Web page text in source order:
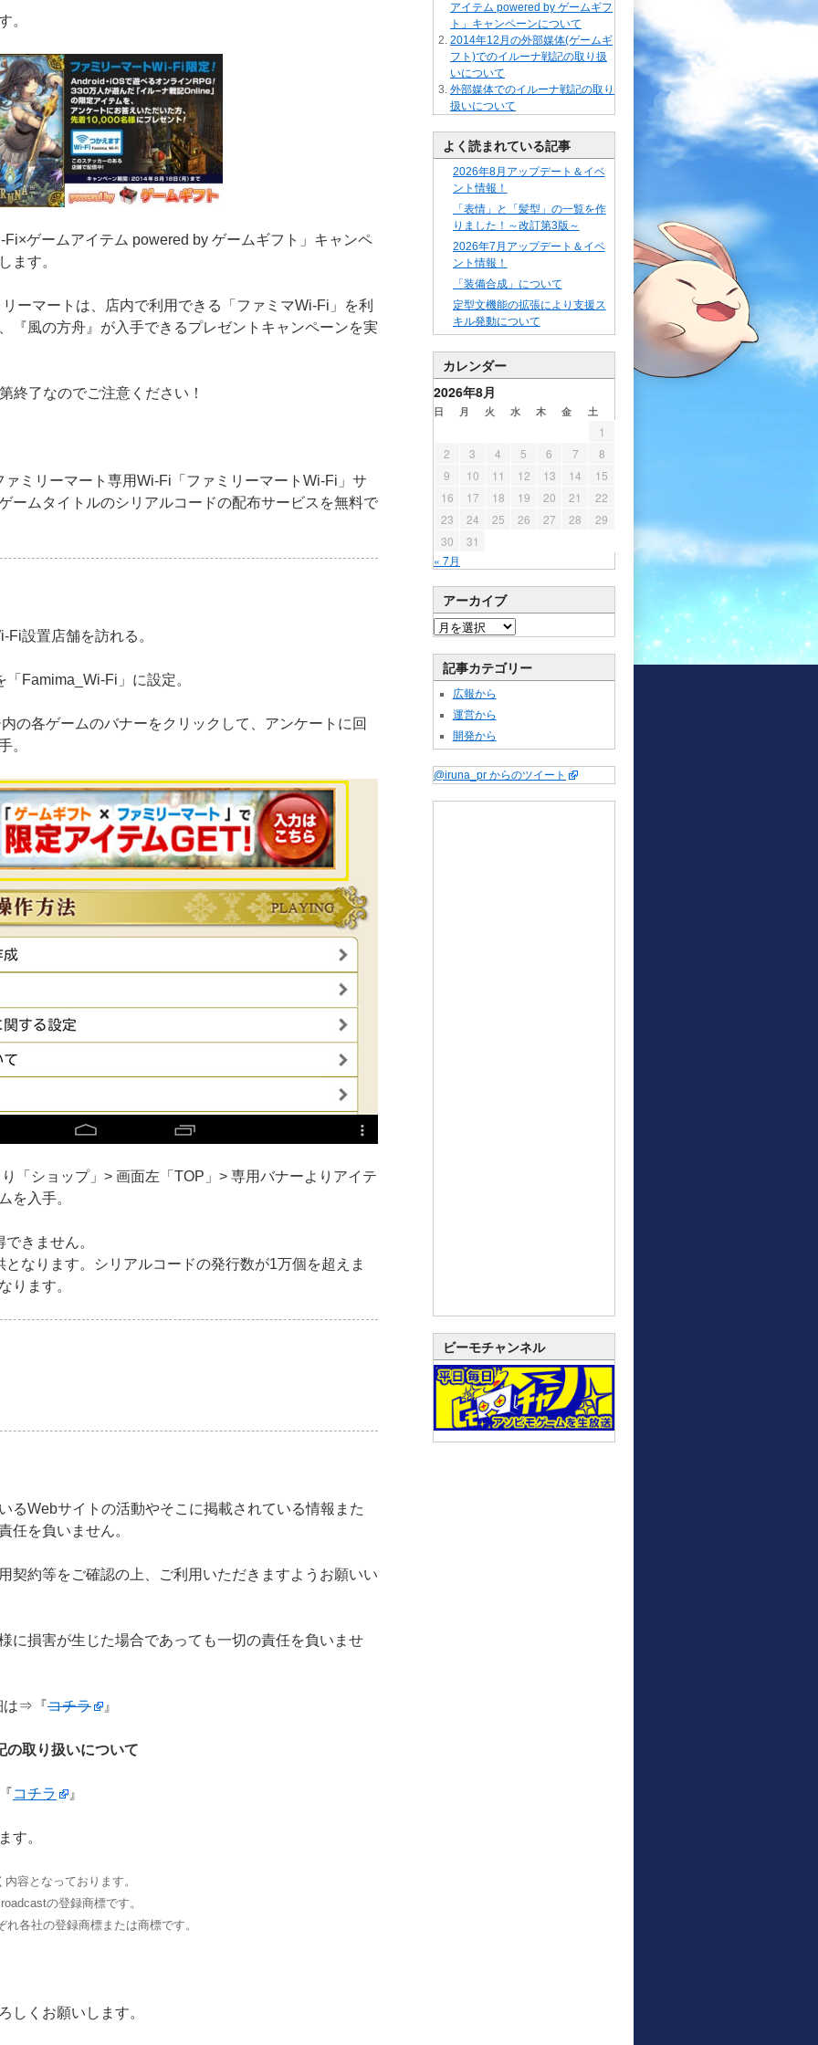
。
ゲームアイテム powered by ゲームギフト」キャンペ
ます。
ーマートは、店内で利用できる「ファミマWi-Fi」を利
『風の方舟』が入手できるプレゼントキャンペーンを実
終了なのでご注意ください！
ミリーマート専用Wi-Fi「ファミリーマートWi-Fi」サ
ームタイトルのシリアルコードの配布サービスを無料で
設置店舗を訪れる。
Famima_Wi-Fi」に設定。
の各ゲームのバナーをクリックして、アンケートに回
。
「ショップ」> 画面左「TOP」> 専用バナーよりアイテ
を入手。
きません。
なります。シリアルコードの発行数が1万個を超えま
ります。
るWebサイトの活動やそこに掲載されている情報また
任を負いません。
契約等をご確認の上、ご利用いただきますようお願いい
に損害が生じた場合であっても一切の責任を負いませ
は⇒『コチラ 』
の取り扱いについて
コチラ 』
す。
容となっております。
の登録商標です。
各社の登録商標または商標です。
しくお願いします。
アイテム powered by ゲームギフ
ト」キャンペーンについて
2014年12月の外部媒体(ゲームギ
フト)でのイルーナ戦記の取り扱
いについて
外部媒体でのイルーナ戦記の取り
扱いについて
よく読まれている記事
2026年8月アップデート＆イベ
ント情報！
「表情」と「髪型」の一覧を作
りました！～改訂第3版～
2026年7月アップデート＆イベ
ント情報！
「装備合成」について
定型文機能の拡張により支援ス
キル発動について
カレンダー
2026年8月
日 月 火 水 木 金 土
« 7月
1
2
3 4 5 6 7
8
9
10 11 12 13 14
15
16
17 18 19 20 21
22
23
24 25 26 27 28
29
30
31
アーカイブ
記事カテゴリー
広報から
運営から
開発から
@iruna_pr からのツイート
ビーモチャンネル